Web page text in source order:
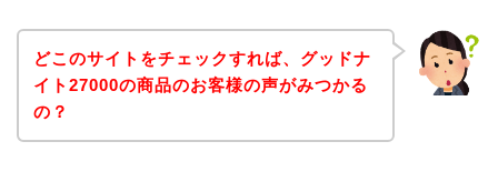
どこのサイトをチェックすれば、グッドナ
イト27000の商品のお客様の声がみつかる
の？